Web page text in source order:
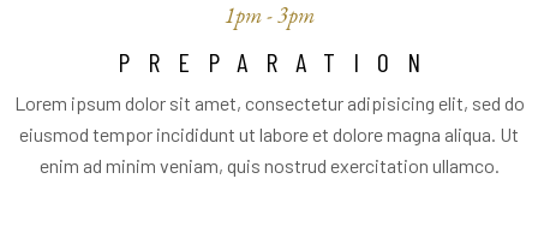
PREPARATION
1pm - 3pm
Lorem ipsum dolor sit amet, consectetur adipisicing elit, sed do
eiusmod tempor incididunt ut labore et dolore magna aliqua. Ut
enim ad minim veniam, quis nostrud exercitation ullamco.